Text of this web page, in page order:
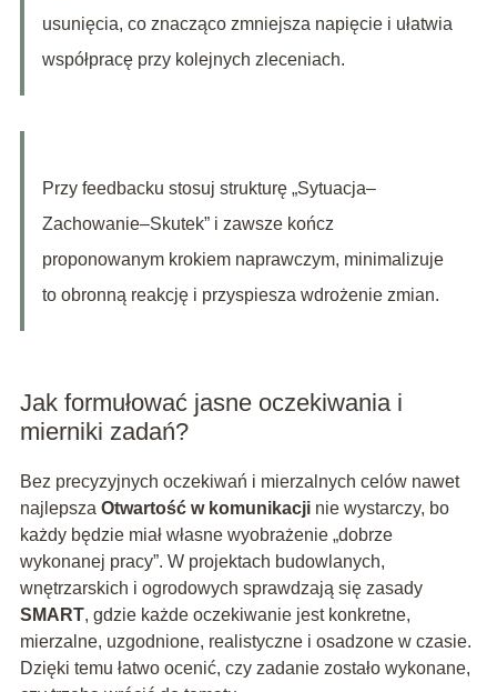
usunięcia, co znacząco zmniejsza napięcie i ułatwia
współpracę przy kolejnych zleceniach.
Przy feedbacku stosuj strukturę „Sytuacja–
Zachowanie–Skutek” i zawsze kończ
proponowanym krokiem naprawczym, minimalizuje
to obronną reakcję i przyspiesza wdrożenie zmian.
Jak formułować jasne oczekiwania i
mierniki zadań?
Bez precyzyjnych oczekiwań i mierzalnych celów nawet
najlepsza Otwartość w komunikacjinie wystarczy, bo
każdy będzie miał własne wyobrażenie „dobrze
wykonanej pracy”. W projektach budowlanych,
wnętrzarskich i ogrodowych sprawdzają się zasady
SMART, gdzie każde oczekiwanie jest konkretne,
mierzalne, uzgodnione, realistyczne i osadzone w czasie.
Dzięki temu łatwo ocenić, czy zadanie zostało wykonane,